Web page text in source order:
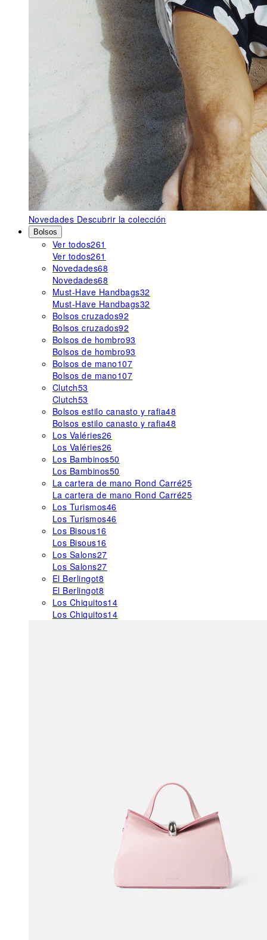
Novedades Descubrir la colección
Bolsos
Ver todos261
Ver todos261
Novedades68
Novedades68
Must-Have Handbags32
Must-Have Handbags32
Bolsos cruzados92
Bolsos cruzados92
Bolsos de hombro93
Bolsos de hombro93
Bolsos de mano107
Bolsos de mano107
Clutch53
Clutch53
Bolsos estilo canasto y rafia48
Bolsos estilo canasto y rafia48
Los Valéries26
Los Valéries26
Los Bambinos50
Los Bambinos50
La cartera de mano Rond Carré25
La cartera de mano Rond Carré25
Los Turismos46
Los Turismos46
Los Bisous16
Los Bisous16
Los Salons27
Los Salons27
El Berlingot8
El Berlingot8
Los Chiquitos14
Los Chiquitos14